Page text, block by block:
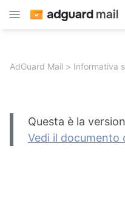
AdGuard Mail
Questa è la
Vedi il documento